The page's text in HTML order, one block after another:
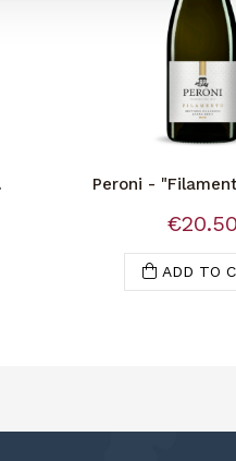
Peroni -
€20.50
ADD TO